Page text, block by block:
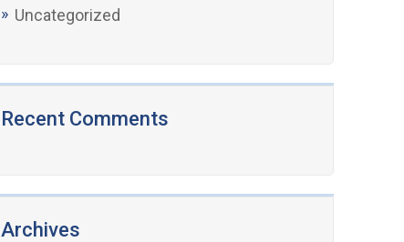
Uncategorized
Recent Comments
Archives